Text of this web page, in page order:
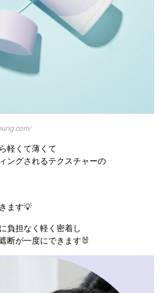
軽くて薄くて
ングされるテクスチャーの
ます💡
負担なく軽く密着し
断が一度にできます🐰